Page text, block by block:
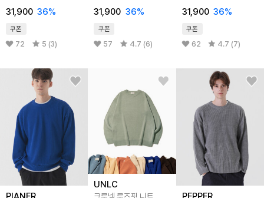
31,900 36%
쿠폰
72 5 (3)
31,900 36%
쿠폰
57 4.7 (6)
31,900 36%
쿠폰
62 4.7 (7)
UNLC